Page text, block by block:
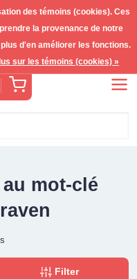
Panier
mot-clé
Filter
des témoins (cookies). Ces
la provenance de notre
d'en améliorer les fonctions.
sur les témoins (cookies) »